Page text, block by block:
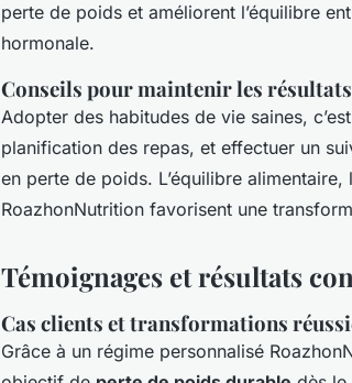
perte de poids et améliorent l’équilibre
hormonale.
Conseils pour maintenir les
Adopter des habitudes de vie saines,
planification des repas, et effectuer un
en perte de poids. L’équilibre
RoazhonNutrition favorisent une
Témoignages et résultats
Cas clients et transformations
Grâce à un régime personnalisé